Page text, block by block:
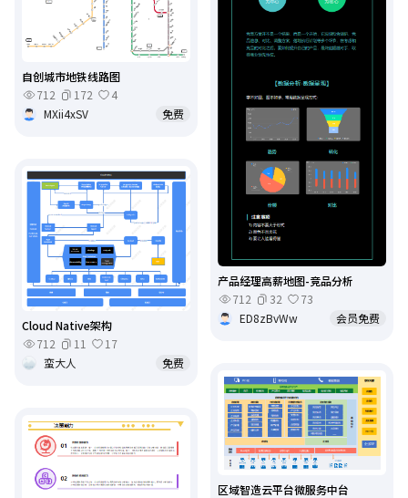
产品经理高薪地图-竞品分析
712
32
73
ED8zBvWw
会员免费
自创城市地铁线路图
712
172
4
MXii4xSV
免费
Cloud Native架构
712
11
17
蛮大人
免费
区域智造云平台微服务中台